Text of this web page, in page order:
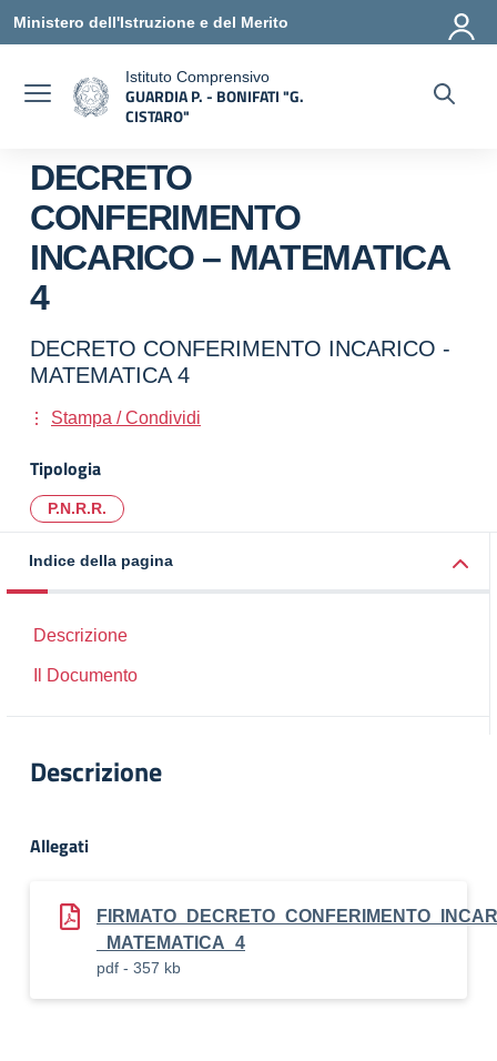
Ministero dell'Istruzione e del Merito
Istituto Comprensivo
GUARDIA P. - BONIFATI "G.
CISTARO"
DECRETO
CONFERIMENTO
INCARICO – MATEMATICA
4
DECRETO CONFERIMENTO INCARICO -
MATEMATICA 4
Stampa / Condividi
Tipologia
P.N.R.R.
Indice della pagina
Descrizione
Il Documento
Descrizione
Allegati
_MATEMATICA_4
pdf - 357 kb